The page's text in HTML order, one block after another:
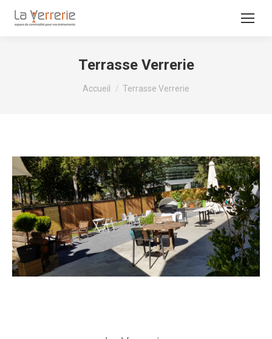
Terrasse Verrerie
Vous êtes ici :
Accueil Terrasse Verrerie